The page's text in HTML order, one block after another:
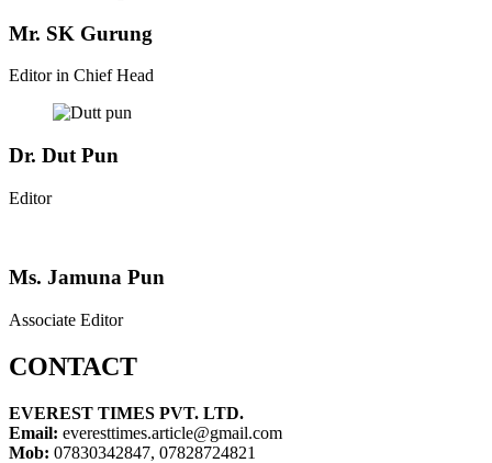
Mr. SK Gurung
Editor in Chief Head
Dr. Dut Pun
Editor
Ms. Jamuna Pun
Associate Editor
CONTACT
EVEREST TIMES PVT. LTD.
Email: everesttimes.article@gmail.com
Mob: 07830342847, 07828724821